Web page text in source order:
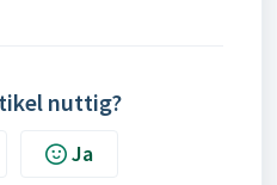
nuttig?
Ja